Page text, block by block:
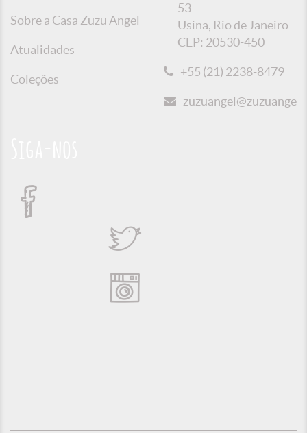
Sobre a Casa Zuzu Angel
Atualidades
Coleções
53
Usina, Rio de Janeiro
CEP: 20530-450
+55 (21) 2238-8479